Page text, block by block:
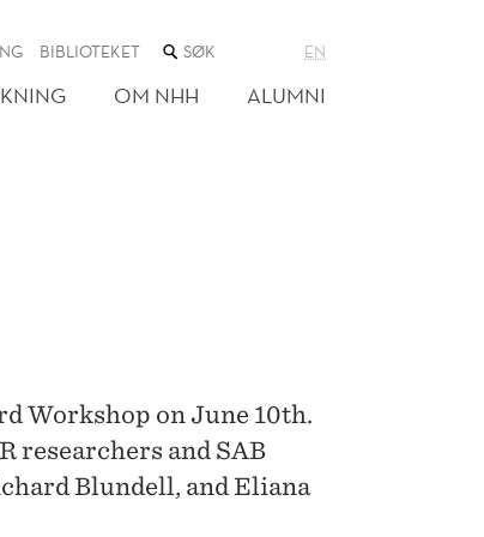
BIBLIOTEKET SØK
NETTSTEDET
EN
OM NHH ALUMNI
Workshop on June 10th.
researchers and SAB
Blundell, and Eliana